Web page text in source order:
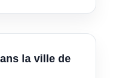
la ville de